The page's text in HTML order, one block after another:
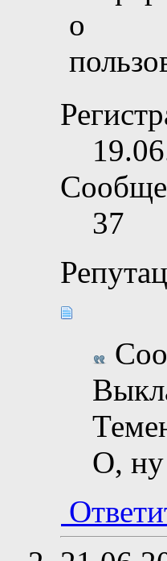
37
О, ну